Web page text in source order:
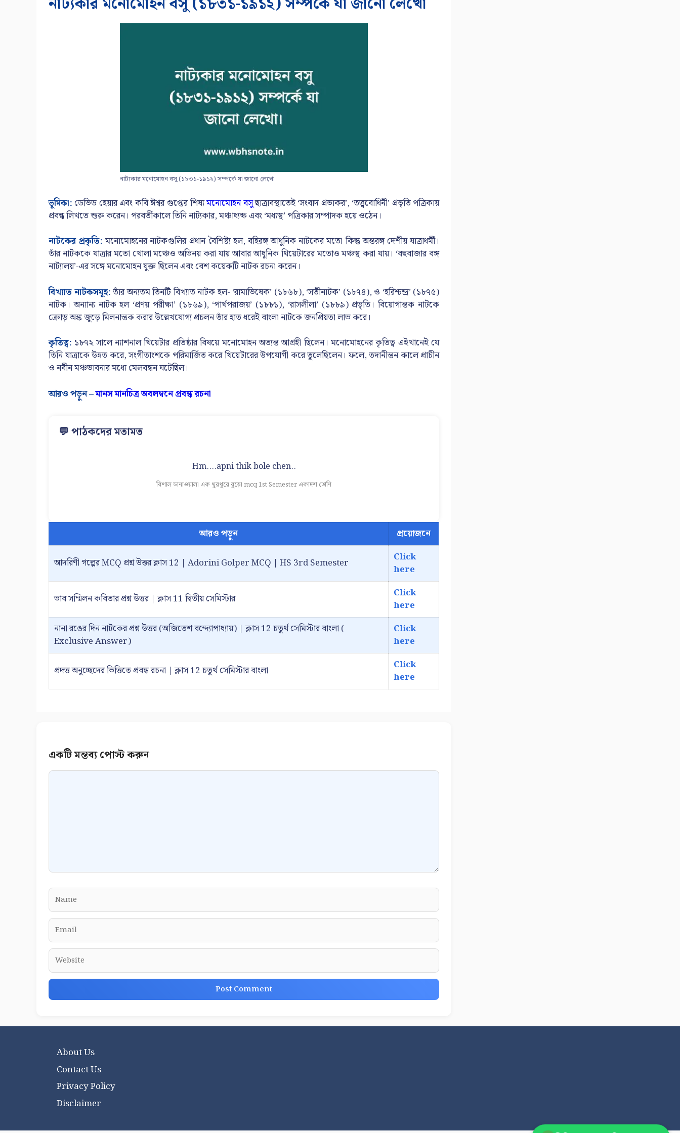
নাট্যকার মনোমোহন বসু (১৮৩১-১৯১২) সম্পর্কে যা জানো লেখো
ভূমিকা:ডেভিড হেয়ার এবং কবি ঈশ্বর গুপ্তের শিষ্যমনোমোহন বসুছাত্রাবস্থাতেই ‘সংবাদ প্রভাকর’, ‘তত্ত্ববোধিনী’ প্রভৃতি পত্রিকায়
প্রবন্ধ লিখতে শুরু করেন। পরবর্তীকালে তিনি নাট্যকার, মঞ্চাধ্যক্ষ এবং ‘মধ্যস্থ’ পত্রিকার সম্পাদক হয়ে ওঠেন।
নাটকের প্রকৃতি:মনোমোহনের নাটকগুলির প্রধান বৈশিষ্ট্য হল, বহিরঙ্গ আধুনিক নাটকের মতো কিন্তু অন্তরঙ্গ দেশীয় যাত্রাধর্মী।
তাঁর নাটককে যাত্রার মতো খোলা মঞ্চেও অভিনয় করা যায় আবার আধুনিক থিয়েটারের মতোও মঞ্চস্থ করা যায়। ‘বহুবাজার বঙ্গ
নাট্যালয়’-এর সঙ্গে মনোমোহন যুক্ত ছিলেন এবং বেশ কয়েকটি নাটক রচনা করেন।
বিখ্যাত নাটকসমূহ:তাঁর অন্যতম তিনটি বিখ্যাত নাটক হল- ‘রামাভিষেক’ (১৮৬৮), ‘সতীনাটক’ (১৮৭৪), ও ‘হরিশ্চন্দ্র’ (১৮৭৫)
নাটক। অন্যান্য নাটক হল ‘প্রণয় পরীক্ষা’ (১৮৬৯), ‘পার্থপরাজয়’ (১৮৮১), ‘রাসলীলা’ (১৮৮৯) প্রভৃতি। বিয়োগান্তক নাটকে
ক্রোড় অঙ্ক জুড়ে মিলনান্তক করার উল্লেখযোগ্য প্রচলন তাঁর হাত ধরেই বাংলা নাটকে জনপ্রিয়তা লাভ করে।
কৃতিত্ব: ১৮৭২ সালে ন্যাশনাল থিয়েটার প্রতিষ্ঠার বিষয়ে মনোমোহন অত্যন্ত আগ্রহী ছিলেন। মনোমোহনের কৃতিত্ব এইখানেই যে
তিনি যাত্রাকে উন্নত করে, সংগীতাংশকে পরিমার্জিত করে থিয়েটারের উপযোগী করে তুলেছিলেন। ফলে, তদানীন্তন কালে প্রাচীন
ও নবীন মঞ্চভাবনার মধ্যে মেলবন্ধন ঘটেছিল।
আরও পড়ুন –মানস মানচিত্র অবলম্বনে প্রবন্ধ রচনা
💬 পাঠকদের মতামত
Hm....apni thik bole chen..
বিশাল ডানাওয়ালা এক থুরথুরে বুড়ো mcq 1st Semester একাদশ শ্রেণি
আরও পড়ুন প্রয়োজনে
আদরিণী গল্পের MCQ প্রশ্ন উত্তর ক্লাস 12 | Adorini Golper MCQ | HS 3rd Semester
Click
here
ভাব সম্মিলন কবিতার প্রশ্ন উত্তর | ক্লাস 11 দ্বিতীয় সেমিস্টার
Click
here
নানা রঙের দিন নাটকের প্রশ্ন উত্তর (অজিতেশ বন্দ্যোপাধ্যায়) | ক্লাস 12 চতুর্থ সেমিস্টার বাংলা (
Exclusive Answer)
Click
here
প্রদত্ত অনুচ্ছেদের ভিত্তিতে প্রবন্ধ রচনা | ক্লাস 12 চতুর্থ সেমিস্টার বাংলা
Click
here
Comment
Name
Email
Website
About Us
Contact Us
Privacy Policy
Disclaimer